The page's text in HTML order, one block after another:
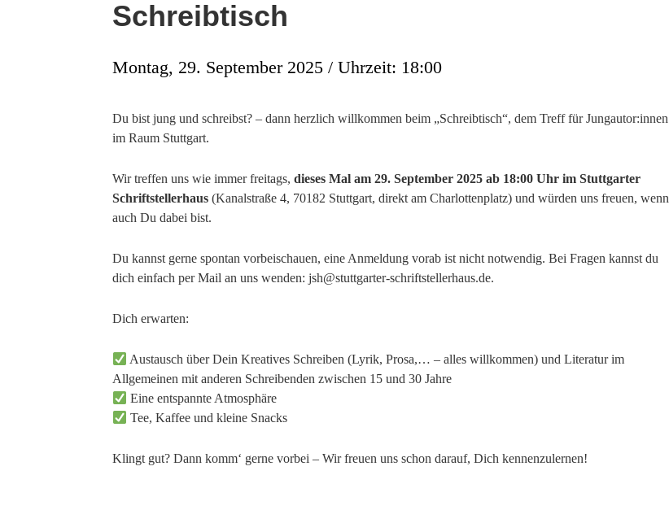
Schreibtisch
Montag, 29. September 2025 / Uhrzeit: 18:00
Du bist jung und schreibst? – dann herzlich willkommen beim „Schreibtisch“, dem Treff für Jungautor:innen
im Raum Stuttgart.
Wir treffen uns wie immer freitags, dieses Mal am 29. September 2025 ab 18:00 Uhr im Stuttgarter
Schriftstellerhaus (Kanalstraße 4, 70182 Stuttgart, direkt am Charlottenplatz) und würden uns freuen, wenn
auch Du dabei bist.
Du kannst gerne spontan vorbeischauen, eine Anmeldung vorab ist nicht notwendig. Bei Fragen kannst du
dich einfach per Mail an uns wenden: jsh@stuttgarter-schriftstellerhaus.de.
Dich erwarten:
Austausch über Dein Kreatives Schreiben (Lyrik, Prosa,… – alles willkommen) und Literatur im
Allgemeinen mit anderen Schreibenden zwischen 15 und 30 Jahre
Eine entspannte Atmosphäre
Tee, Kaffee und kleine Snacks
Klingt gut? Dann komm‘ gerne vorbei – Wir freuen uns schon darauf, Dich kennenzulernen!